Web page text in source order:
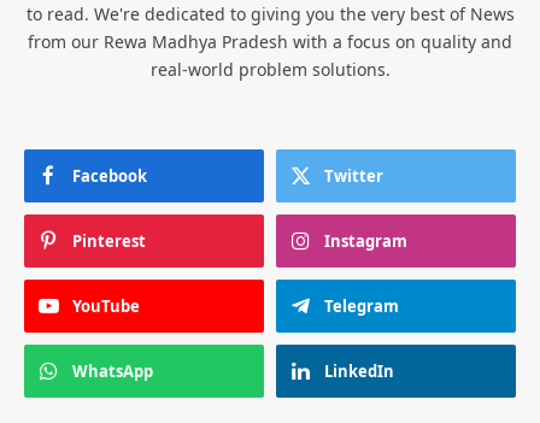
to read. We're dedicated to giving you the very best of News
from our Rewa Madhya Pradesh with a focus on quality and
real-world problem solutions.
Facebook Twitter
Pinterest Instagram
YouTube Telegram
WhatsApp LinkedIn